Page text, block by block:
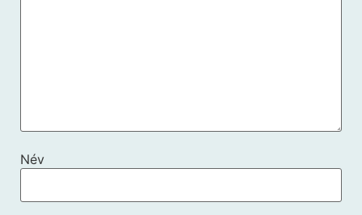
Név